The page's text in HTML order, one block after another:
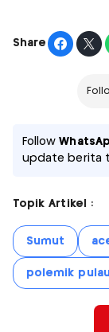
Share
Follow
update berita
Topik Artikel :
Sumut
polemik